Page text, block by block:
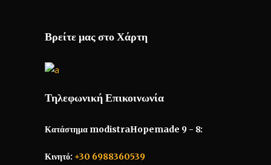
Βρείτε μας στο Χάρτη
Τηλεφωνική Επικοινωνία
Κατάστημα modistraHopemade 9 - 8:
Κινητό: +30 6988360539